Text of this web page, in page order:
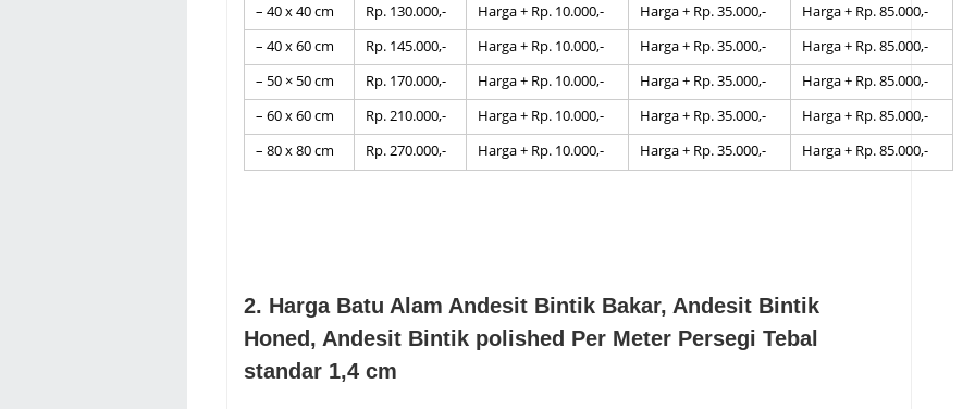
– 40 x 40 cm
Rp. 130.000,- Harga + Rp. 10.000,- Harga + Rp. 35.000,-
Harga + Rp. 85.000,-
– 40 x 60 cm
Rp. 145.000,- Harga + Rp. 10.000,- Harga + Rp. 35.000,-
Harga + Rp. 85.000,-
– 50 × 50 cm
Rp. 170.000,- Harga + Rp. 10.000,- Harga + Rp. 35.000,-
Harga + Rp. 85.000,-
– 60 x 60 cm
Rp. 210.000,- Harga + Rp. 10.000,- Harga + Rp. 35.000,-
Harga + Rp. 85.000,-
– 80 x 80 cm
Rp. 270.000,- Harga + Rp. 10.000,- Harga + Rp. 35.000,- Harga + Rp. 85.000,-
2. Harga Batu Alam Andesit Bintik Bakar, Andesit Bintik
Honed, Andesit Bintik polished Per Meter Persegi Tebal
standar 1,4 cm